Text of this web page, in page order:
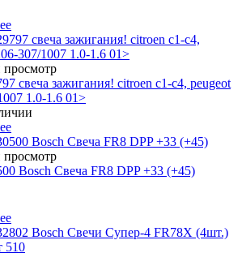
свеча зажигания! citroen c1-c4, peugeot
1.0-1.6 01>
Bosch Свеча FR8 DPP +33 (+45)